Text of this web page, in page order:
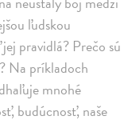
ľudskou
pravidlá? Prečo sú
Na príkladoch
mnohé
budúcnosť, naše